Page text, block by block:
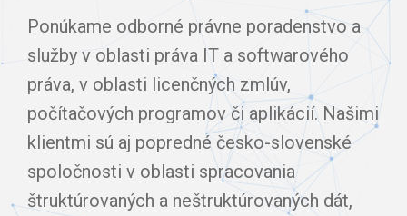
Ponúkame odborné právne poradenstvo a
služby v oblasti práva IT a softwarového
práva, v oblasti licenčných zmlúv,
počítačových programov či aplikácií. Našimi
klientmi sú aj popredné česko-slovenské
spoločnosti v oblasti spracovania
štruktúrovaných a neštruktúrovaných dát,